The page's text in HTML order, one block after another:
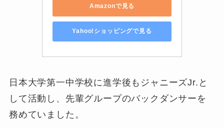
Amazonで見る
Yahoo!ショッピングで見る
日本大学第一中学校に進学後もジャニーズJr.と
して活動し、先輩グループのバックダンサーを
務めていました。